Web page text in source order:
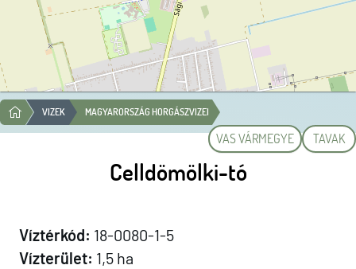
VIZEK MAGYARORSZÁG HORGÁSZVIZEI
VAS VÁRMEGYE TAVAK
Celldömölki-tó
Víztérkód: 18-0080-1-5
Vízterület: 1,5 ha